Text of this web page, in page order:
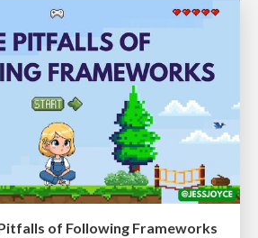
of Following Frameworks